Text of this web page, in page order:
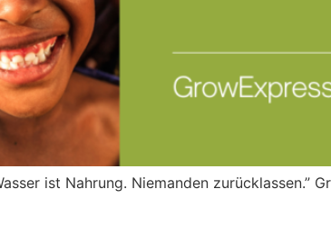
ist Nahrung. Niemanden zurücklassen.”